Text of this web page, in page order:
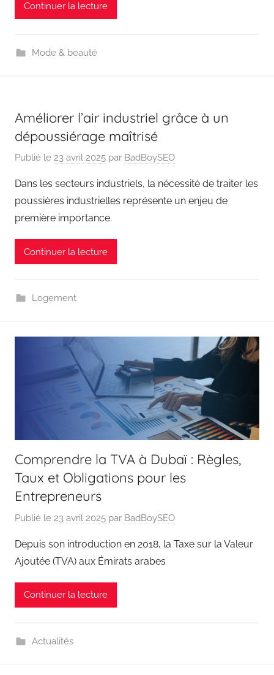
Continuer la lecture
Mode & beauté
Améliorer l’air industriel grâce à un
dépoussiérage maîtrisé
Publié le 23 avril 2025 par BadBoySEO
Dans les secteurs industriels, la nécessité de traiter les
poussières industrielles représente un enjeu de
première importance.
Continuer la lecture
Logement
Comprendre la TVA à Dubaï : Règles,
Taux et Obligations pour les
Entrepreneurs
Publié le 23 avril 2025 par BadBoySEO
Depuis son introduction en 2018, la Taxe sur la Valeur
Ajoutée (TVA) aux Émirats arabes
Continuer la lecture
Actualités